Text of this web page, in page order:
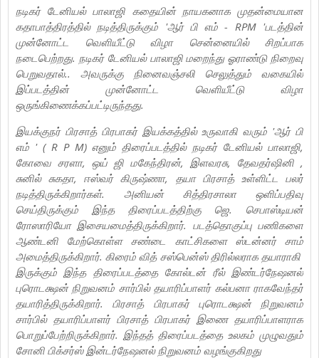
நடிகர் டேனியல் பாலாஜி கதையின் நாயகனாக முதன்மையான
கதாபாத்திரத்தில் நடித்திருக்கும் 'ஆர் பி எம் - RPM 'படத்தின்
முன்னோட்ட வெளியீட்டு விழா சென்னையில் சிறப்பாக
நடைபெற்றது. நடிகர் டேனியல் பாலாஜி மறைந்து ஓராண்டு நிறைவு
பெறுவதால்.. அவருக்கு நினைவஞ்சலி செலுத்தும் வகையில்
இப்படத்தின் முன்னோட்ட வெளியீட்டு விழா
ஒருங்கிணைக்கப்பட்டிருந்தது.
இயக்குநர் பிரசாத் பிரபாகர் இயக்கத்தில் உருவாகி வரும் 'ஆர் பி
எம் ' ( R P M) எனும் திரைப்படத்தில் நடிகர் டேனியல் பாலாஜி,
கோவை சரளா, ஒய் ஜி மகேந்திரன், இளவரசு, தேவதர்ஷினி ,
சுனில் சுகதா, ஈஸ்வர் கிருஷ்ணா, தயா பிரசாத் உள்ளிட்ட பலர்
நடித்திருக்கிறார்கள். அனியன் சித்திரசாலா ஒளிப்பதிவு
செய்திருக்கும் இந்த திரைப்படத்திற்கு ஜெ. செபாஸ்டியன்
ரோஸாரியோ இசையமைத்திருக்கிறார். படத்தொகுப்பு பணிகளை
ஆண்டனி மேற்கொள்ள சண்டை காட்சிகளை ஸ்டன்னர் சாம்
அமைத்திருக்கிறார். கிரைம் வித் சஸ்பென்ஸ் திரில்லராக தயாராகி
இருக்கும் இந்த திரைப்படத்தை கோல்டன் ரீல் இண்டர்நேஷனல்
புரொடக்ஷன் நிறுவனம் சார்பில் தயாரிப்பாளர் கல்பனா ராகவேந்தர்
தயாரித்திருக்கிறார். பிரசாத் பிரபாகர் புரொடக்ஷன் நிறுவனம்
சார்பில் தயாரிப்பாளர் பிரசாத் பிரபாகர் இணை தயாரிப்பாளராக
பொறுப்பேற்றிருக்கிறார். இந்தத் திரைப்படத்தை உலகம் முழுவதும்
சோனி பிக்சர்ஸ் இன்டர்நேஷனல் நிறுவனம் வழங்குகிறது